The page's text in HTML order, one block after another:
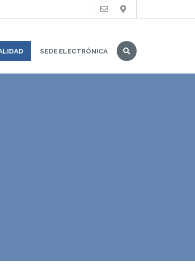
SEDE ELECTRÓNICA
Buscar